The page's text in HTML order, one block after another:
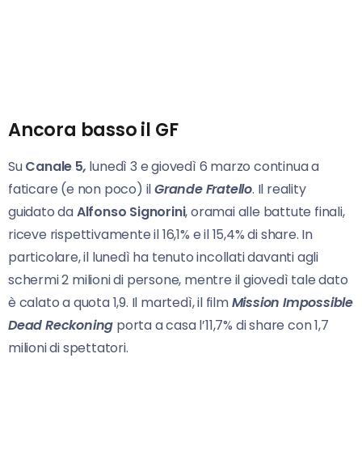
Ancora basso il GF
SuCanale 5, lunedì 3 e giovedì 6 marzo continua a
faticare (e non poco) ilGrande Fratello. Il reality
guidato daAlfonso Signorini, oramai alle battute finali,
riceve rispettivamente il 16,1% e il 15,4% di share. In
particolare, il lunedì ha tenuto incollati davanti agli
schermi 2 milioni di persone, mentre il giovedì tale dato
è calato a quota 1,9. Il martedì, il filmMission Impossible
Dead Reckoning porta a casa l’11,7% di share con 1,7
milioni di spettatori.